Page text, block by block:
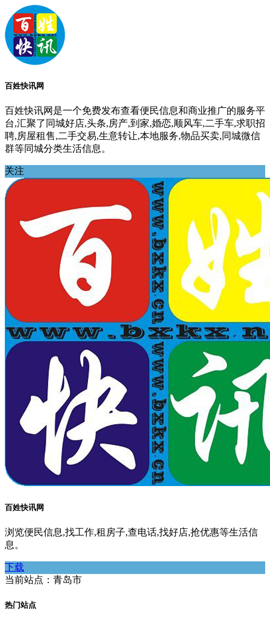
百姓快讯网
百姓快讯网是一个免费发布查看便民信息和商业推广的服务平
台,汇聚了同城好店,头条,房产,到家,婚恋,顺风车,二手车,求职招
聘,房屋租售,二手交易,生意转让,本地服务,物品买卖,同城微信
群等同城分类生活信息。
关注
百姓快讯网
浏览便民信息,找工作,租房子,查电话,找好店,抢优惠等生活信
息。
下载
当前站点：青岛市
热门站点